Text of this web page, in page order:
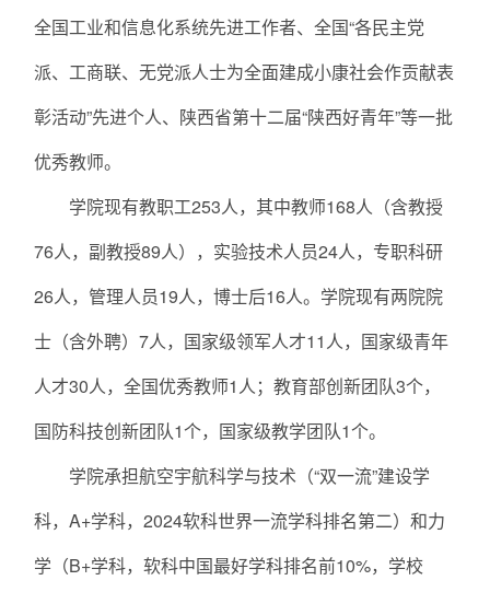
全国工业和信息化系统先进工作者、全国“各民主党
派、工商联、无党派人士为全面建成小康社会作贡献表
彰活动”先进个人、陕西省第十二届“陕西好青年”等一批
优秀教师。
学院现有教职工253人，其中教师168人（含教授
76人，副教授89人），实验技术人员24人，专职科研
26人，管理人员19人，博士后16人。学院现有两院院
士（含外聘）7人，国家级领军人才11人，国家级青年
人才30人，全国优秀教师1人；教育部创新团队3个，
国防科技创新团队1个，国家级教学团队1个。
学院承担航空宇航科学与技术（“双一流”建设学
科，A+学科，2024软科世界一流学科排名第二）和力
学（B+学科，软科中国最好学科排名前10%，学校